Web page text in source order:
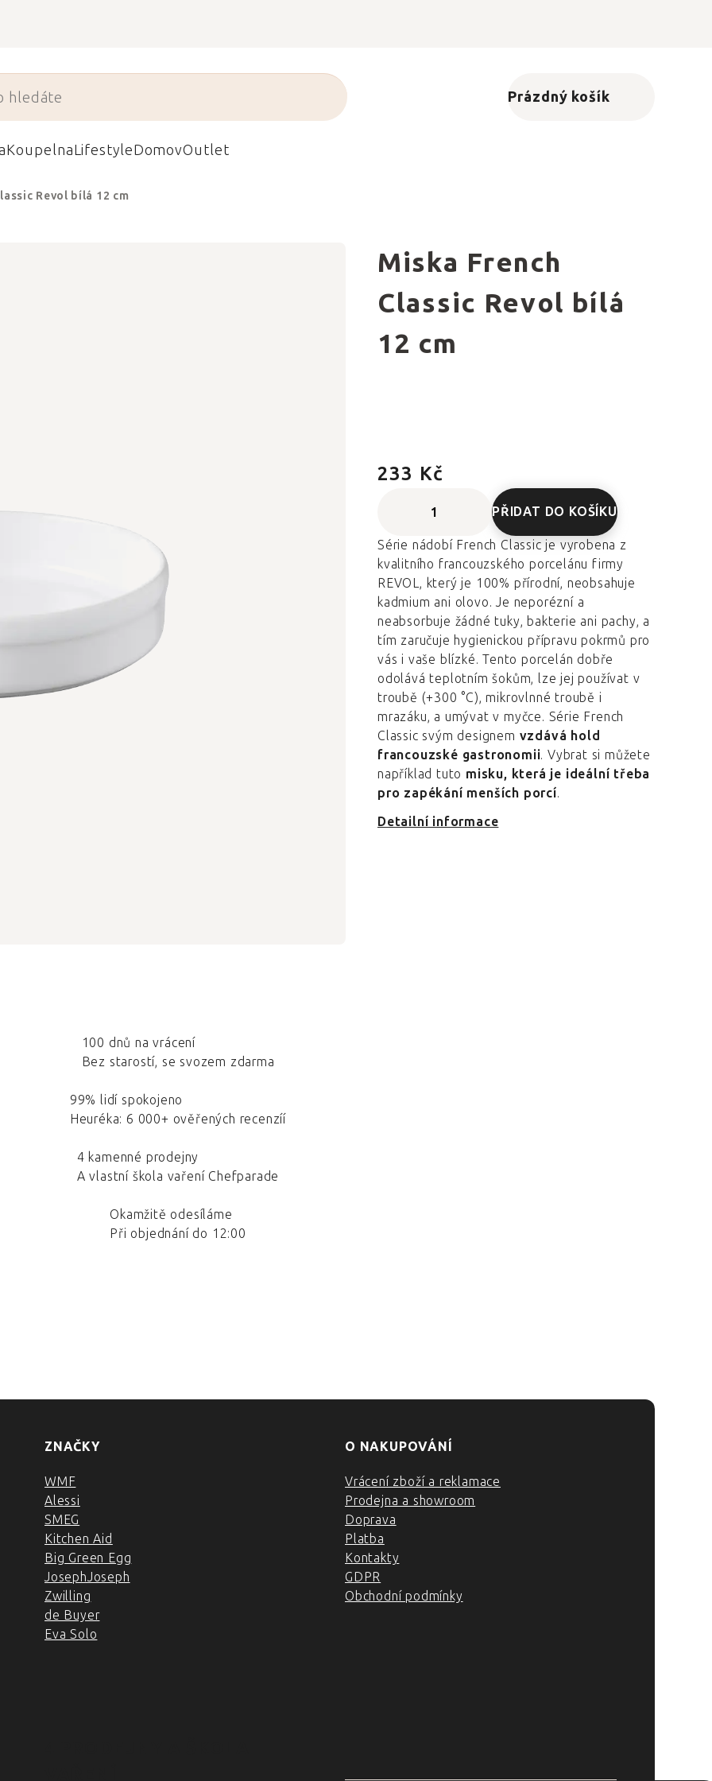
Nákupní košík
Prázdný košík
KoupelnaLifestyleDomovOutlet
Revol bílá 12 cm
Miska French
Classic Revol bílá
12 cm
233 Kč
PŘIDAT DO KOŠÍKU
Série nádobí French Classic je vyrobena z
kvalitního francouzského porcelánu firmy
REVOL, který je 100% přírodní, neobsahuje
kadmium ani olovo. Je neporézní a
neabsorbuje žádné tuky, bakterie ani pachy, a
tím zaručuje hygienickou přípravu pokrmů pro
vás i vaše blízké. Tento porcelán dobře
odolává teplotním šokům, lze jej používat v
troubě (+300 °C), mikrovlnné troubě i
mrazáku, a umývat v myčce. Série French
Classic svým designem vzdává hold
francouzské gastronomii. Vybrat si můžete
například tuto misku, která je ideální třeba
pro zapékání menších porcí.
Detailní informace
100 dnů na vrácení
Bez starostí, se svozem zdarma
99% lidí spokojeno
Heuréka: 6 000+ ověřených recenzíí
4 kamenné prodejny
A vlastní škola vaření Chefparade
Okamžitě odesíláme
Při objednání do 12:00
ZNAČKY
WMF
Alessi
SMEG
Kitchen Aid
Big Green Egg
JosephJoseph
Zwilling
de Buyer
Eva Solo
O NAKUPOVÁNÍ
Vrácení zboží a reklamace
Prodejna a showroom
Doprava
Platba
Kontakty
GDPR
Obchodní podmínky